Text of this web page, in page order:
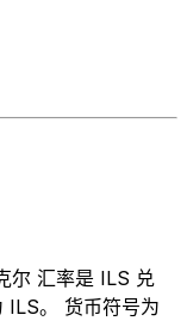
尔 汇率是 ILS 兑
ILS。 货币符号为